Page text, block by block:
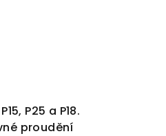
P25 a P18.
proudění